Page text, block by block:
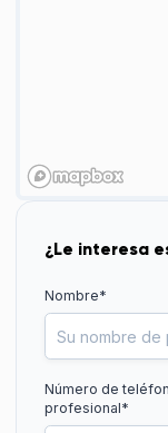
¿Le interesa
Nombre*
Número de
profesional*